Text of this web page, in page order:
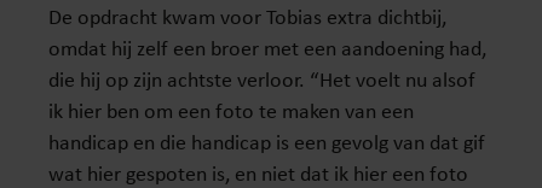
De opdracht kwam voor Tobias extra dichtbij,
omdat hij zelf een broer met een aandoening had,
die hij op zijn achtste verloor. “Het voelt nu alsof
ik hier ben om een foto te maken van een
handicap en die handicap is een gevolg van dat gif
wat hier gespoten is, en niet dat ik hier een foto